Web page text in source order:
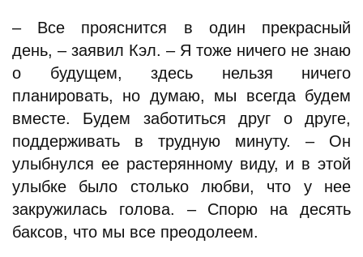
– Все прояснится в один прекрасный
день, – заявил Кэл. – Я тоже ничего не знаю
о будущем, здесь нельзя ничего
планировать, но думаю, мы всегда будем
вместе. Будем заботиться друг о друге,
поддерживать в трудную минуту. – Он
улыбнулся ее растерянному виду, и в этой
улыбке было столько любви, что у нее
закружилась голова. – Спорю на десять
баксов, что мы все преодолеем.